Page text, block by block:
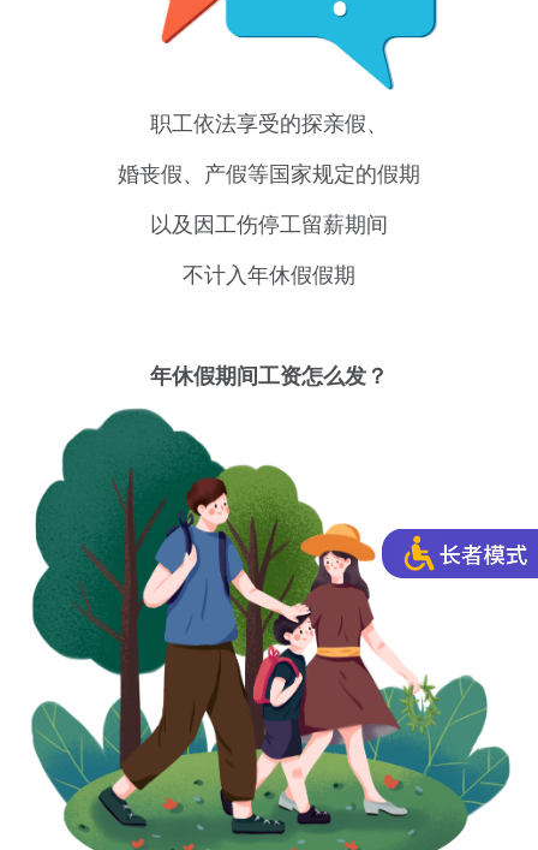
职工依法享受的探亲假、
婚丧假、产假等国家规定的假期
以及因工伤停工留薪期间
不计入年休假假期
年休假期间工资怎么发？